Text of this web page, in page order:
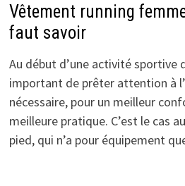
Vêtement running
faut savoir
Au début d’une activité sportive
important de prêter attention à
nécessaire, pour un meilleur
meilleure pratique. C’est le cas
pied, qui n’a pour équipement